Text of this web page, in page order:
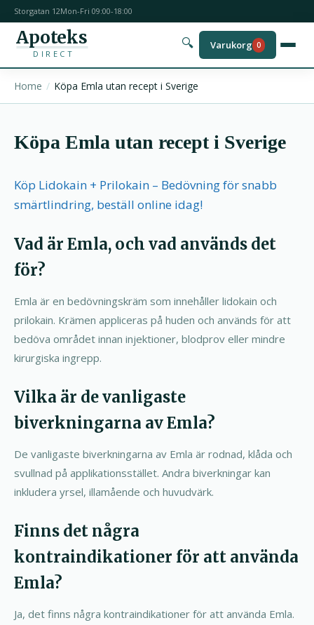
Storgatan 12Mon-Fri 09:00-18:00
Apoteks
DIRECT
🔍 Varukorg 0
Home Köpa Emla utan recept i Sverige
Köpa Emla utan recept i Sverige
Köp Lidokain + Prilokain – Bedövning för snabb
smärtlindring, beställ online idag!
Vad är Emla, och vad används det
för?
Emla är en bedövningskräm som innehåller lidokain och
prilokain. Krämen appliceras på huden och används för att
bedöva området innan injektioner, blodprov eller mindre
kirurgiska ingrepp.
Vilka är de vanligaste
biverkningarna av Emla?
De vanligaste biverkningarna av Emla är rodnad, klåda och
svullnad på applikationsstället. Andra biverkningar kan
inkludera yrsel, illamående och huvudvärk.
Finns det några
kontraindikationer för att använda
Emla?
Ja, det finns några kontraindikationer för att använda Emla.